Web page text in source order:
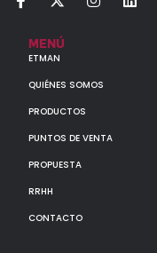
MENÚ
ETMAN
QUIÉNES SOMOS
PRODUCTOS
PUNTOS DE VENTA
PROPUESTA
RRHH
CONTACTO